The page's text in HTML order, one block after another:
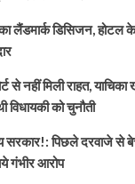
लैंडमार्क डिसिजन, होटल
नहीं मिली राहत, याचिका
को चुनौती
सरकार!: पिछले दरवाजे से
गंभीर आरोप